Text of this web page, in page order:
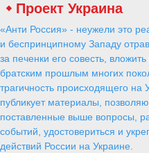
Проект Украина
«Анти Россия» - неужели это
и беспринципному Западу
за печенки его совесть,
братским прошлым многих
трагичность происходящего
публикует материалы,
поставленные выше вопросы,
событий, удостовериться и
действий России на Украине.